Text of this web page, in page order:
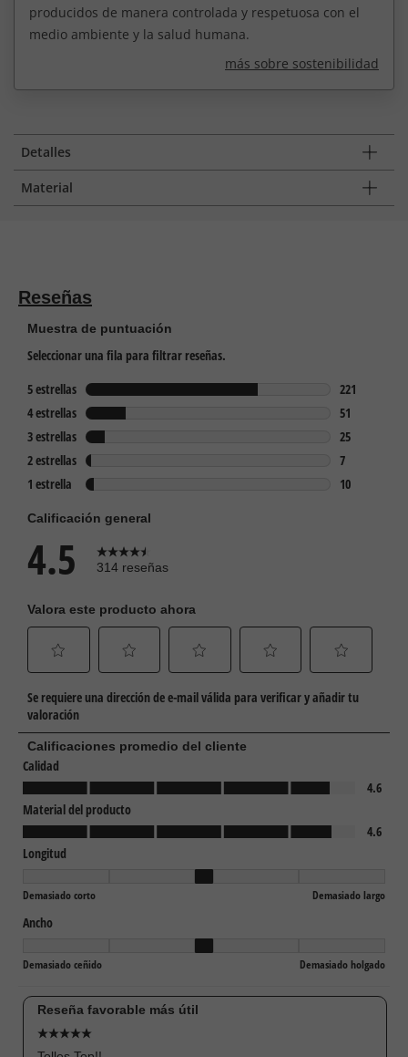
producidos de manera controlada y respetuosa con el
medio ambiente y la salud humana.
más sobre sostenibilidad
Detalles
Material